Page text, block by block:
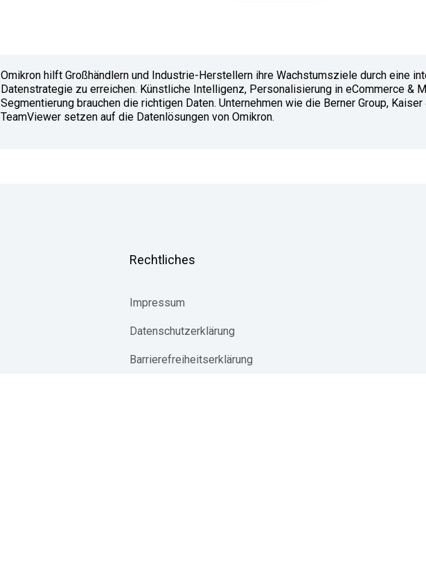
Omikron hilft Großhändlern und Industrie-Herstellern ihre Wachstumsziele durch eine
Datenstrategie zu erreichen. Künstliche Intelligenz, Personalisierung in eCommerce &
Segmentierung brauchen die richtigen Daten. Unternehmen wie die Berner Group, Kaiser
TeamViewer setzen auf die Datenlösungen von Omikron.
Rechtliches
Impressum
Datenschutzerklärung
Barrierefreiheitserklärung